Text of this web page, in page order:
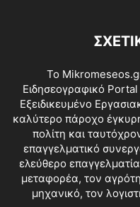
Το
Ειδησεογραφικό
Εξειδικευμένο
καλύτερο πάροχο
πολίτη και
επαγγελματικό
ελεύθερο
μεταφορέα, τον
μηχανικό, τον